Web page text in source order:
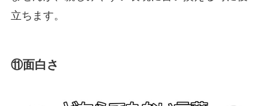
立ちます。
⑪面白さ